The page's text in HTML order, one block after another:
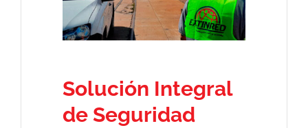
Solución Integral
de Seguridad